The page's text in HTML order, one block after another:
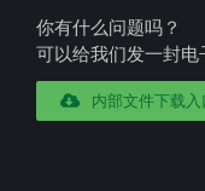
你有什么问题吗？
可以给我们发一封电
内部文件下载入